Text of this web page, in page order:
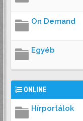
On Demand
Egyéb
ONLINE
Hírportálok